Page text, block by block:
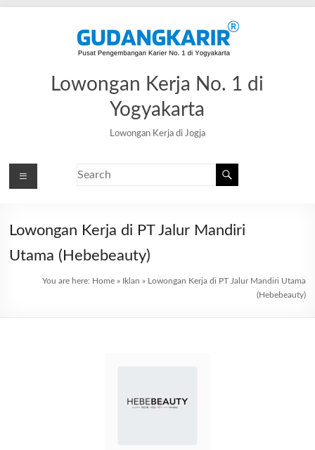
Lowongan Kerja No. 1 di
Yogyakarta
Lowongan Kerja di Jogja
Lowongan Kerja di PT Jalur Mandiri
Utama (Hebebeauty)
You are here: Home» Iklan » Lowongan Kerja di PT Jalur Mandiri Utama
(Hebebeauty)